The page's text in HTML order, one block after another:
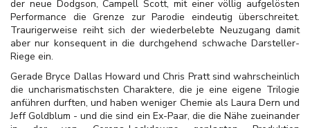
der neue Dodgson, Campell Scott, mit einer völlig aufgelösten
Performance die Grenze zur Parodie eindeutig überschreitet.
Traurigerweise reiht sich der wiederbelebte Neuzugang damit
aber nur konsequent in die durchgehend schwache Darsteller-
Riege ein.
Gerade Bryce Dallas Howard und Chris Pratt sind wahrscheinlich
die uncharismatischsten Charaktere, die je eine eigene Trilogie
anführen durften, und haben weniger Chemie als Laura Dern und
Jeff Goldblum - und die sind ein Ex-Paar, die die Nähe zueinander